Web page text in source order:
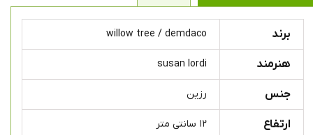
برند willow tree / demdaco
هنرمند susan lordi
جنس رزین
ارتفاع ۱۲ سانتی متر